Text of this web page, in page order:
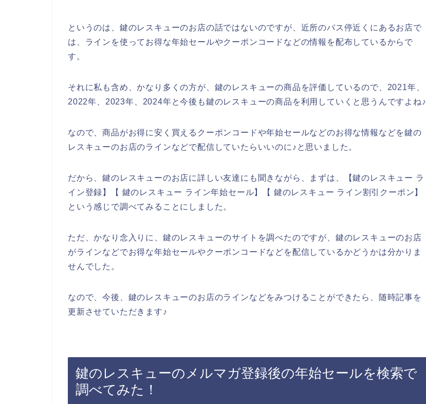
というのは、鍵のレスキューのお店の話ではないのですが、近所のバス停近くにあるお店で
は、ラインを使ってお得な年始セールやクーポンコードなどの情報を配布しているからで
す。
それに私も含め、かなり多くの方が、鍵のレスキューの商品を評価しているので、2021年、
2022年、2023年、2024年と今後も鍵のレスキューの商品を利用していくと思うんですよね♪
なので、商品がお得に安く買えるクーポンコードや年始セールなどのお得な情報などを鍵の
レスキューのお店のラインなどで配信していたらいいのに♪と思いました。
だから、鍵のレスキューのお店に詳しい友達にも聞きながら、まずは、【鍵のレスキュー ラ
イン登録】【 鍵のレスキュー ライン年始セール】【 鍵のレスキュー ライン割引クーポン】
という感じで調べてみることにしました。
ただ、かなり念入りに、鍵のレスキューのサイトを調べたのですが、鍵のレスキューのお店
がラインなどでお得な年始セールやクーポンコードなどを配信しているかどうかは分かりま
せんでした。
なので、今後、鍵のレスキューのお店のラインなどをみつけることができたら、随時記事を
更新させていただきます♪
鍵のレスキューのメルマガ登録後の年始セールを検索で
調べてみた！